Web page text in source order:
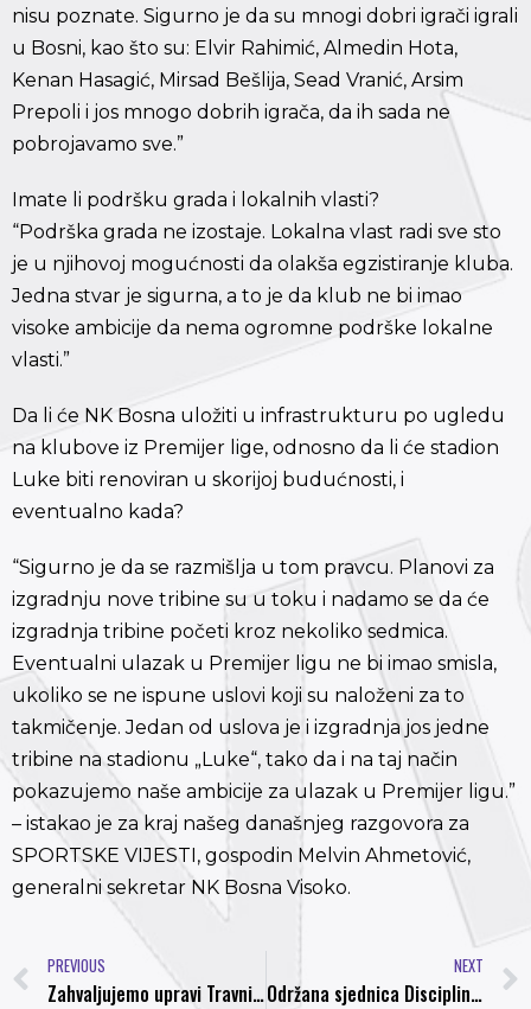
nisu poznate. Sigurno je da su mnogi dobri igrači igrali
u Bosni, kao što su: Elvir Rahimić, Almedin Hota,
Kenan Hasagić, Mirsad Bešlija, Sead Vranić, Arsim
Prepoli i jos mnogo dobrih igrača, da ih sada ne
pobrojavamo sve.”
Imate li podršku grada i lokalnih vlasti?
“Podrška grada ne izostaje. Lokalna vlast radi sve sto
je u njihovoj mogućnosti da olakša egzistiranje kluba.
Jedna stvar je sigurna, a to je da klub ne bi imao
visoke ambicije da nema ogromne podrške lokalne
vlasti.”
Da li će NK Bosna uložiti u infrastrukturu po ugledu
na klubove iz Premijer lige, odnosno da li će stadion
Luke biti renoviran u skorijoj budućnosti, i
eventualno kada?
“Sigurno je da se razmišlja u tom pravcu. Planovi za
izgradnju nove tribine su u toku i nadamo se da će
izgradnja tribine početi kroz nekoliko sedmica.
Eventualni ulazak u Premijer ligu ne bi imao smisla,
ukoliko se ne ispune uslovi koji su naloženi za to
takmičenje. Jedan od uslova je i izgradnja jos jedne
tribine na stadionu „Luke“, tako da i na taj način
pokazujemo naše ambicije za ulazak u Premijer ligu.”
– istakao je za kraj našeg današnjeg razgovora za
SPORTSKE VIJESTI, gospodin Melvin Ahmetović,
generalni sekretar NK Bosna Visoko.
PREVIOUS
Zahvaljujemo upravi Travnika na korektnom prijemu i DEMONIMA na fantastičnom navijanju
NEXT
Održana sjednica Disciplinske komisije NS FBiH